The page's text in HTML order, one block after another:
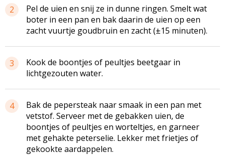
2
Pel de uien en snij ze in dunne ringen. Smelt wat
boter in een pan en bak daarin de uien op een
zacht vuurtje goudbruin en zacht (±15 minuten).
3
Kook de boontjes of peultjes beetgaar in
lichtgezouten water.
4
Bak de pepersteak naar smaak in een pan met
vetstof. Serveer met de gebakken uien, de
boontjes of peultjes en worteltjes, en garneer
met gehakte peterselie. Lekker met frietjes of
gekookte aardappelen.